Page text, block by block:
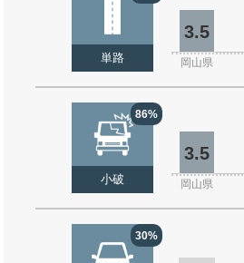
単路
3.5
岡山県
86%
小破
3.5
岡山県
30%